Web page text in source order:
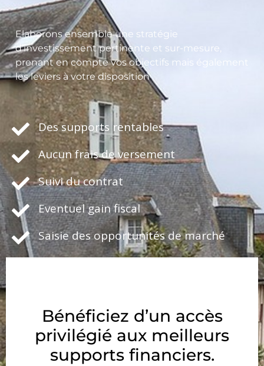
Elaborons ensemble une stratégie
d’investissement pertinente et sur-mesure,
prenant en compte vos objectifs mais également
les leviers à votre disposition
Des supports rentables
Aucun frais de versement
Suivi du contrat
Eventuel gain fiscal
Saisie des opportunités de marché
Bénéficiez d’un accès
privilégié aux meilleurs
supports financiers.